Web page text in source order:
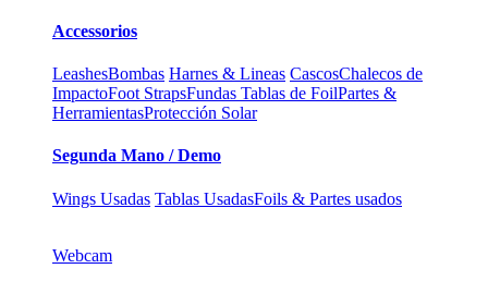
Accessorios
LeashesBombas Harnes & Lineas CascosChalecos de
ImpactoFoot StrapsFundas Tablas de FoilPartes &
HerramientasProtección Solar
Segunda Mano / Demo
Wings Usadas Tablas UsadasFoils & Partes usados
Webcam